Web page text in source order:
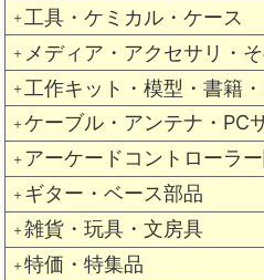
＋ 工具・ケミカル・ケース
＋ メディア・アクセサリ・
＋ 工作キット・模型・書籍
＋ ケーブル・アンテナ・PC
＋ アーケードコントローラ
＋ ギター・ベース部品
＋ 雑貨・玩具・文房具
＋ 特価・特集品